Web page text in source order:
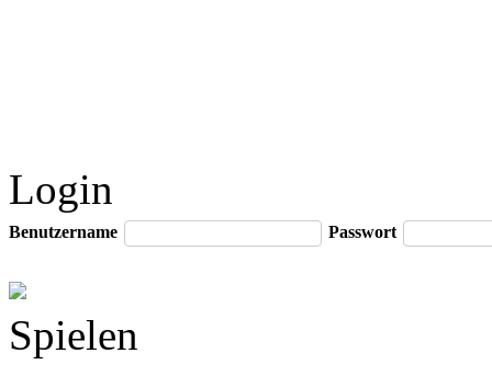
Login
Benutzername Passwort
Spielen